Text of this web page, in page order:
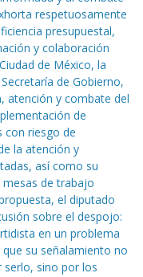
respetuosamente
presupuestal,
y colaboración
de México, la
de Gobierno,
atención y combate del
de
con riesgo de
la atención y
así como su
de trabajo
el diputado
sobre el despojo:
en un problema
su señalamiento no
serlo, sino por los